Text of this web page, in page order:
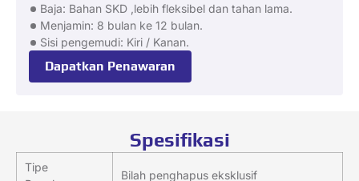
Baja: Bahan SKD ,lebih fleksibel dan tahan lama.
Menjamin: 8 bulan ke 12 bulan.
Sisi pengemudi: Kiri / Kanan.
Dapatkan Penawaran
Spesifikasi
Tipe
Bilah penghapus eksklusif